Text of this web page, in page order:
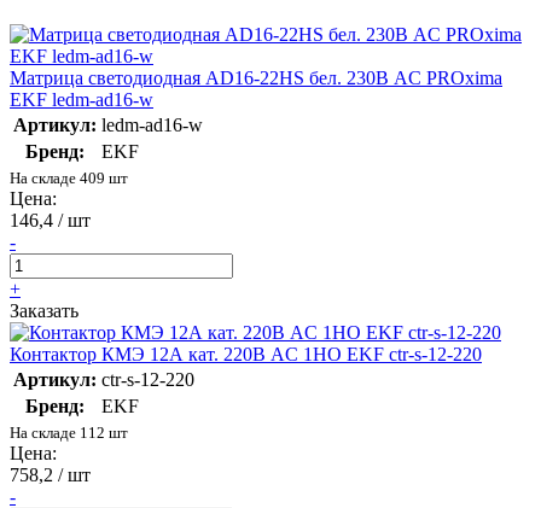
Матрица светодиодная AD16-22HS бел. 230В AC PROxima
EKF ledm-ad16-w
Артикул: ledm-ad16-w
Бренд:
EKF
На складе 409 шт
Цена:
146,4 / шт
-
+
Заказать
Контактор КМЭ 12А кат. 220В AC 1НО EKF ctr-s-12-220
Артикул: ctr-s-12-220
Бренд:
EKF
На складе 112 шт
Цена:
758,2 / шт
-